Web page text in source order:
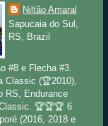
Niltão Amaral
Sapucaia do Sul,
RS, Brazil
#8 e Flecha #3.
Classic (🏆2010),
RS, Endurance
🏆🏆🏆 6
(2016, 2018 e